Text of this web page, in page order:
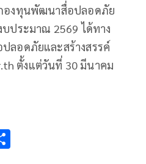
องทุนพัฒนาสื่อปลอดภัย
บประมาณ 2569 ได้ทาง
ลอดภัยและสร้างสรรค์
ตั้งแต่วันที่ 30 มีนาคม